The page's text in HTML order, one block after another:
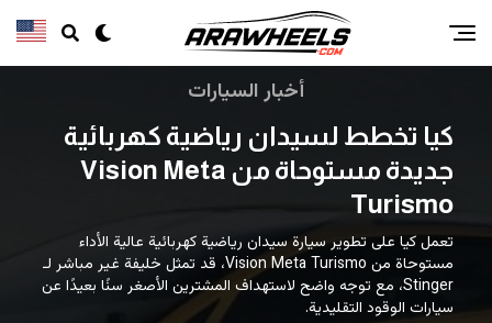
أخبار السيارات
كيا تخطط لسيدان رياضية كهربائية
جديدة مستوحاة من Vision Meta
Turismo
تعمل كيا على تطوير سيارة سيدان رياضية كهربائية عالية الأداء
مستوحاة من Vision Meta Turismo، قد تمثل خليفة غير مباشر لـ
Stinger، مع توجه واضح لاستهداف المشترين الأصغر سنًا بعيدًا عن
سيارات الوقود التقليدية.